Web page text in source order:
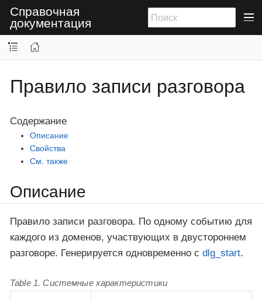
Справочная
документация
Правило записи разговора
Содержание
Описание
Свойства
См. также
Описание
Правило записи разговора. По одному событию для
каждого из доменов, участвующих в двустороннем
разговоре. Генерируется одновременно c dlg_start.
Table 1. Системные характеристики